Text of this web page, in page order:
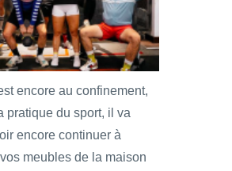
encore au confinement,
pratique du sport, il va
encore continuer à
meubles de la maison